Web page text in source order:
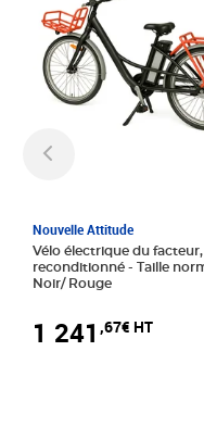
Nouvelle Attitude
Vélo électrique du facteur,
reconditionné - Taille normale -
Noir/ Rouge
1 241 ,67€ HT